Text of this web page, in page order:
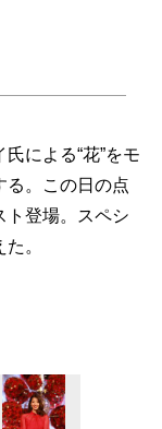
による“花”をモ
る。この日の点
ト登場。スペシ
。